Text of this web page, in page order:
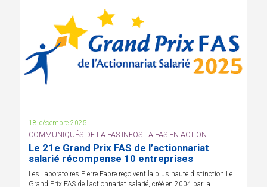
18 décembre 2025
COMMUNIQUÉS DE LA FAS INFOS LA FAS EN ACTION
Le 21e Grand Prix FAS de l’actionnariat
salarié récompense 10 entreprises
Les Laboratoires Pierre Fabre reçoivent la plus haute distinction Le
Grand Prix FAS de l’actionnariat salarié, créé en 2004 par la